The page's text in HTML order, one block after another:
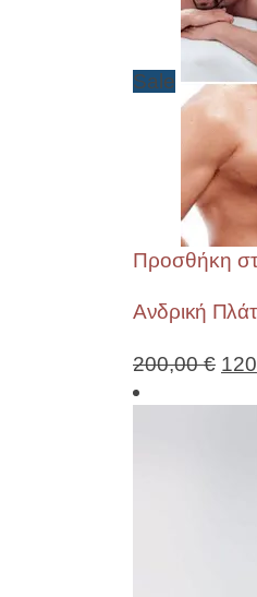
Sale
Προσθήκη
Ανδρική
200,00€